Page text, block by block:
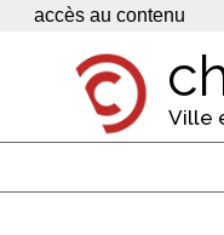
Panneau de gestion des cookies
accès au contenu
Ville